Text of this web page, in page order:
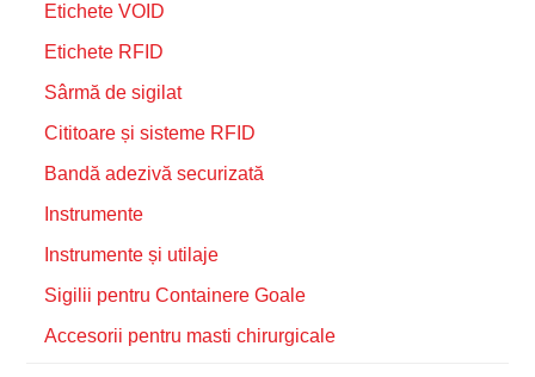
Etichete VOID
Etichete RFID
Sârmă de sigilat
Cititoare și sisteme RFID
Bandă adezivă securizată
Instrumente
Instrumente și utilaje
Sigilii pentru Containere Goale
Accesorii pentru masti chirurgicale